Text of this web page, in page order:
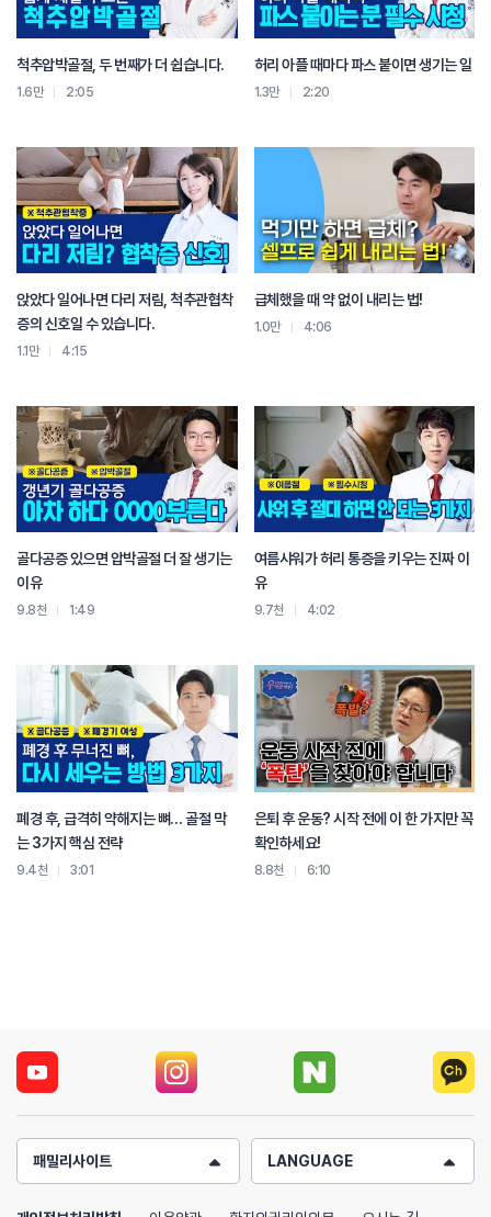
척추압박골절, 두 번째가 더 쉽습니다.
1.6만 2:05
허리 아플 때마다 파스 붙이면 생기는 일
1.3만 2:20
앉았다 일어나면 다리 저림, 척추관협착
증의 신호일 수 있습니다.
1.1만 4:15
급체했을 때 약 없이 내리는 법!
1.0만 4:06
골다공증 있으면 압박골절 더 잘 생기는
이유
9.8천 1:49
여름샤워가 허리 통증을 키우는 진짜 이
유
9.7천 4:02
폐경 후, 급격히 약해지는 뼈… 골절 막
는 3가지 핵심 전략
9.4천 3:01
은퇴 후 운동? 시작 전에 이 한 가지만 꼭
확인하세요!
8.8천 6:10
패밀리사이트 LANGUAGE